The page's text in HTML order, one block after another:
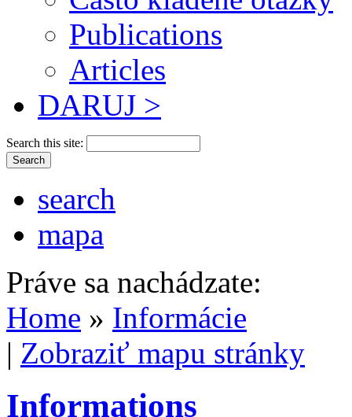
Publications
Articles
DARUJ >
Search this site:
search
mapa
Práve sa nachádzate:
Home » Informácie
| Zobraziť mapu stránky
Informations